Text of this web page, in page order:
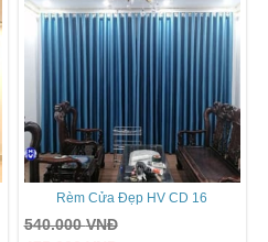
Rèm Cửa Đẹp HV CD 16
540.000VNĐ